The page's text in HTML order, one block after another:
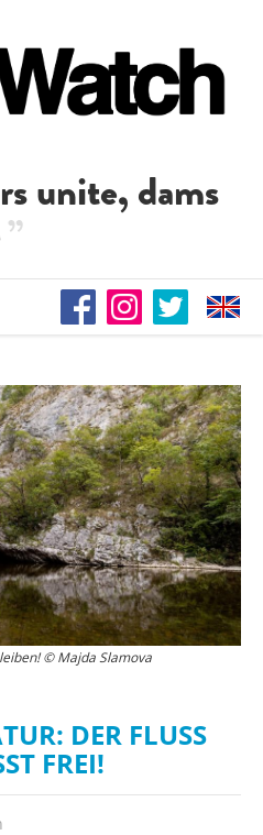
unite, dams
© Majda Slamova
sich aus © Milenko Govedarica
DER FLUSS
FREI!